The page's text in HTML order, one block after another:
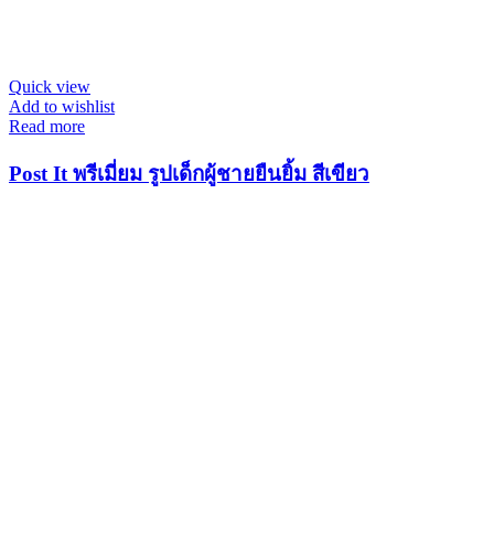
Quick view
Add to wishlist
Read more
Post It พรีเมี่ยม รูปเด็กผู้ชายยืนยิ้ม สีเขียว